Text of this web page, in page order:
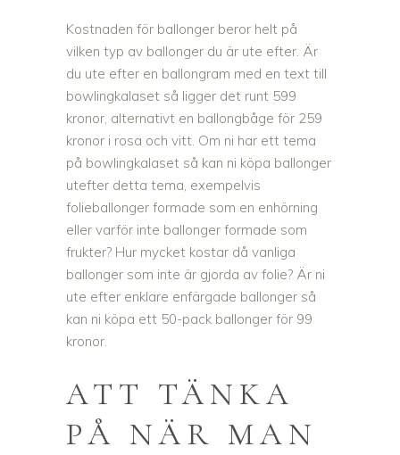
Kostnaden för ballonger beror helt på
vilken typ av ballonger du är ute efter. Är
du ute efter en ballongram med en text till
bowlingkalaset så ligger det runt 599
kronor, alternativt en ballongbåge för 259
kronor i rosa och vitt. Om ni har ett tema
på bowlingkalaset så kan ni köpa ballonger
utefter detta tema, exempelvis
folieballonger formade som en enhörning
eller varför inte ballonger formade som
frukter? Hur mycket kostar då vanliga
ballonger som inte är gjorda av folie? Är ni
ute efter enklare enfärgade ballonger så
kan ni köpa ett 50-pack ballonger för 99
kronor.
ATT TÄNKA
PÅ NÄR MAN